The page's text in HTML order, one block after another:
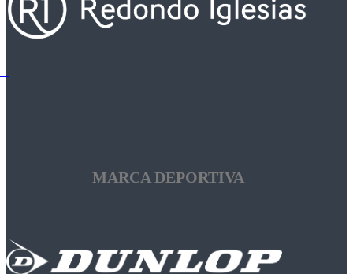
MARCA DEPORTIVA